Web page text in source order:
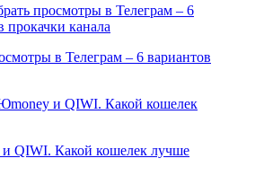
в Телеграм – 6 вариантов
QIWI. Какой кошелек лучше